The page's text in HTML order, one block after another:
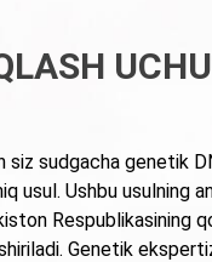
siz sudgacha genetik
usul. Ushbu usulning
Respublikasining
Genetik